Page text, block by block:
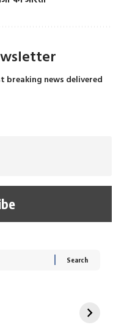
breaking news delivered
रोज एक कच्चे लहसुन